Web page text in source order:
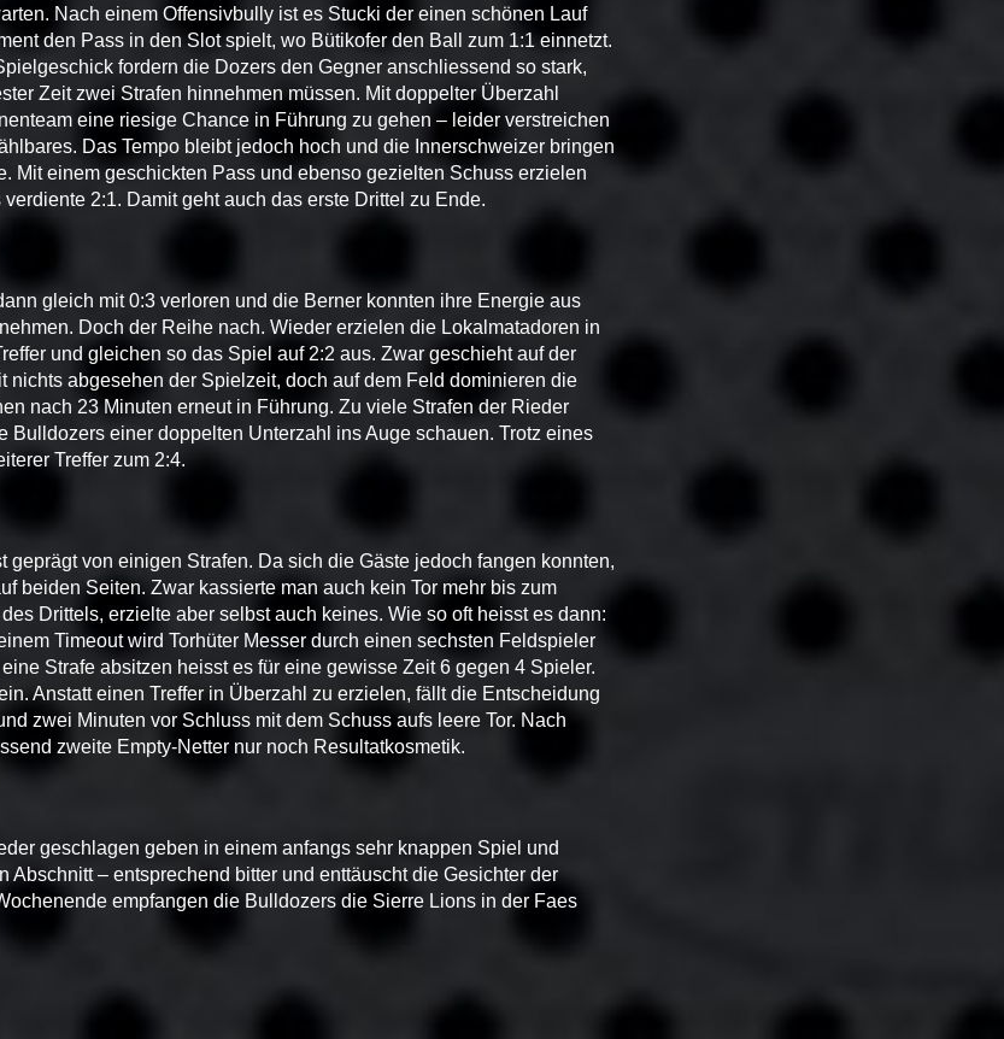
Nach einem Offensivbully ist es Stucki der einen schönen Lauf
den Pass in den Slot spielt, wo Bütikofer den Ball zum 1:1 einnetzt.
fordern die Dozers den Gegner anschliessend so stark,
Zeit zwei Strafen hinnehmen müssen. Mit doppelter Überzahl
eine riesige Chance in Führung zu gehen – leider verstreichen
Das Tempo bleibt jedoch hoch und die Innerschweizer bringen
Mit einem geschickten Pass und ebenso gezielten Schuss erzielen
2:1. Damit geht auch das erste Drittel zu Ende.
gleich mit 0:3 verloren und die Berner konnten ihre Energie aus
Doch der Reihe nach. Wieder erzielen die Lokalmatadoren in
und gleichen so das Spiel auf 2:2 aus. Zwar geschieht auf der
nichts abgesehen der Spielzeit, doch auf dem Feld dominieren die
nach 23 Minuten erneut in Führung. Zu viele Strafen der Rieder
Bulldozers einer doppelten Unterzahl ins Auge schauen. Trotz eines
Treffer zum 2:4.
geprägt von einigen Strafen. Da sich die Gäste jedoch fangen konnten,
beiden Seiten. Zwar kassierte man auch kein Tor mehr bis zum
Drittels, erzielte aber selbst auch keines. Wie so oft heisst es dann:
Timeout wird Torhüter Messer durch einen sechsten Feldspieler
Strafe absitzen heisst es für eine gewisse Zeit 6 gegen 4 Spieler.
Anstatt einen Treffer in Überzahl zu erzielen, fällt die Entscheidung
zwei Minuten vor Schluss mit dem Schuss aufs leere Tor. Nach
zweite Empty-Netter nur noch Resultatkosmetik.
geschlagen geben in einem anfangs sehr knappen Spiel und
Abschnitt – entsprechend bitter und enttäuscht die Gesichter der
empfangen die Bulldozers die Sierre Lions in der Faes